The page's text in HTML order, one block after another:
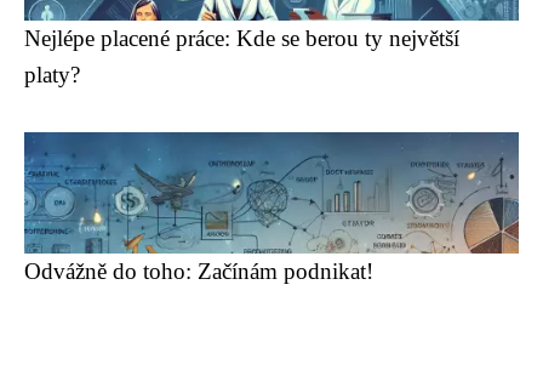
Nejlépe placené práce: Kde se berou ty největší
platy?
Odvážně do toho: Začínám podnikat!